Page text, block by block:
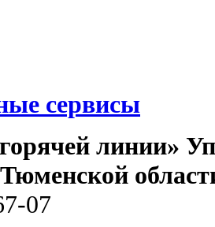
сервисы
линии»
07